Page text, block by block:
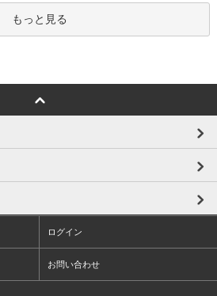
もっと見る
ログイン
お問い合わせ